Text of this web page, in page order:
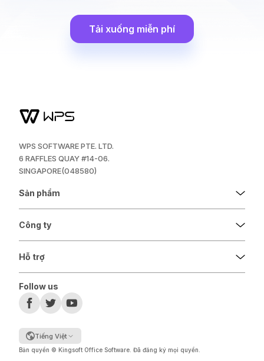
Tải xuống miễn phí
WPS SOFTWARE PTE. LTD.
6 RAFFLES QUAY #14-06.
SINGAPORE(048580)
Sản phẩm
Công ty
Hỗ trợ
Follow us
Tiếng Việt
Bản quyền © Kingsoft Office Software. Đã đăng ký mọi quyền.